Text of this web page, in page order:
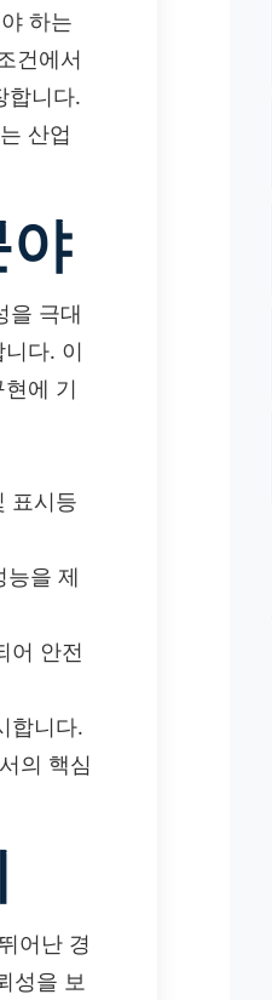
하는
건에서
합니다.
산업
을 극대
다. 이
에 기
표시등
능을 제
어 안전
합니다.
의 핵심
어난 경
성을 보